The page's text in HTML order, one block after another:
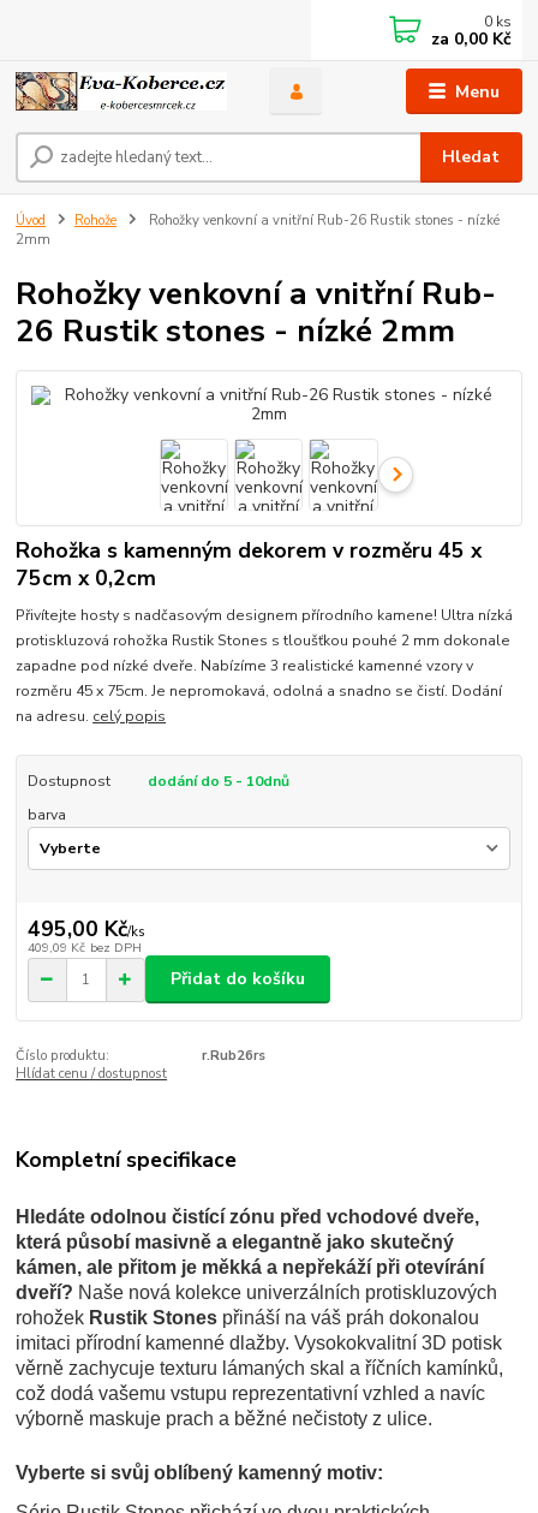
Menu
Hledat
0 ks
za 0,00 Kč
Úvod Rohože
Rohožky venkovní a vnitřní Rub-26 Rustik stones - nízké
2mm
Rohožky venkovní a vnitřní Rub-
26 Rustik stones - nízké 2mm
Rohožka s kamenným dekorem v rozměru 45 x
75cm x 0,2cm
Přivítejte hosty s nadčasovým designem přírodního kamene! Ultra nízká
protiskluzová rohožka Rustik Stones s tloušťkou pouhé 2 mm dokonale
zapadne pod nízké dveře. Nabízíme 3 realistické kamenné vzory v
rozměru 45 x 75cm. Je nepromokavá, odolná a snadno se čistí. Dodání
na adresu. celý popis
Dostupnost
dodání do 5 - 10dnů
barva
495,00 Kč/ks
409,09 Kč bez DPH
Přidat do košíku
Číslo produktu:
r.Rub26rs
Hlídat cenu / dostupnost
Kompletní specifikace
Hledáte odolnou čistící zónu před vchodové dveře,
která působí masivně a elegantně jako skutečný
kámen, ale přitom je měkká a nepřekáží při otevírání
dveří? Naše nová kolekce univerzálních protiskluzových
rohožek Rustik Stones přináší na váš práh dokonalou
imitaci přírodní kamenné dlažby. Vysokokvalitní 3D potisk
věrně zachycuje texturu lámaných skal a říčních kamínků,
což dodá vašemu vstupu reprezentativní vzhled a navíc
výborně maskuje prach a běžné nečistoty z ulice.
Vyberte si svůj oblíbený kamenný motiv: